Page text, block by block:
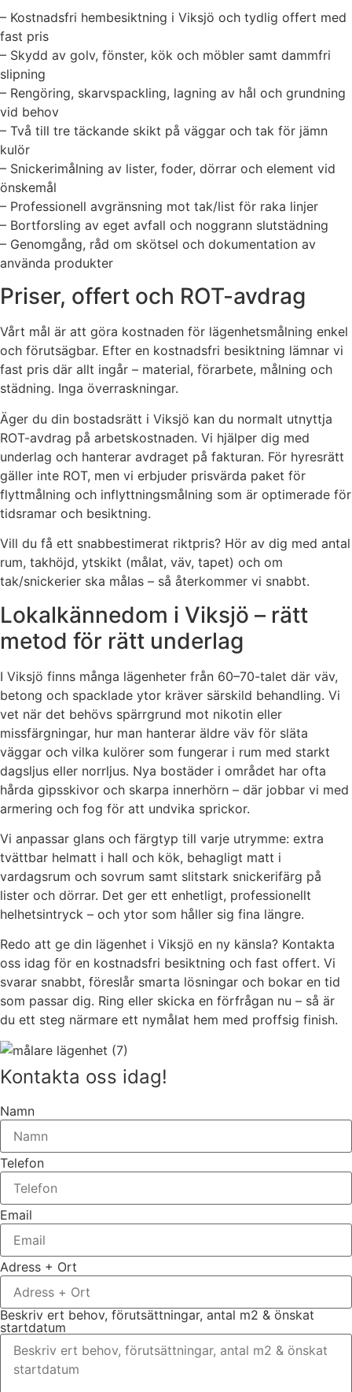
– Kostnadsfri hembesiktning i Viksjö och tydlig offert med
fast pris
– Skydd av golv, fönster, kök och möbler samt dammfri
slipning
– Rengöring, skarvspackling, lagning av hål och grundning
vid behov
– Två till tre täckande skikt på väggar och tak för jämn
kulör
– Snickerimålning av lister, foder, dörrar och element vid
önskemål
– Professionell avgränsning mot tak/list för raka linjer
– Bortforsling av eget avfall och noggrann slutstädning
– Genomgång, råd om skötsel och dokumentation av
använda produkter
Priser, offert och ROT-avdrag
Vårt mål är att göra kostnaden för lägenhetsmålning enkel
och förutsägbar. Efter en kostnadsfri besiktning lämnar vi
fast pris där allt ingår – material, förarbete, målning och
städning. Inga överraskningar.
Äger du din bostadsrätt i Viksjö kan du normalt utnyttja
ROT-avdrag på arbetskostnaden. Vi hjälper dig med
underlag och hanterar avdraget på fakturan. För hyresrätt
gäller inte ROT, men vi erbjuder prisvärda paket för
flyttmålning och inflyttningsmålning som är optimerade för
tidsramar och besiktning.
Vill du få ett snabbestimerat riktpris? Hör av dig med antal
rum, takhöjd, ytskikt (målat, väv, tapet) och om
tak/snickerier ska målas – så återkommer vi snabbt.
Lokalkännedom i Viksjö – rätt
metod för rätt underlag
I Viksjö finns många lägenheter från 60–70-talet där väv,
betong och spacklade ytor kräver särskild behandling. Vi
vet när det behövs spärrgrund mot nikotin eller
missfärgningar, hur man hanterar äldre väv för släta
väggar och vilka kulörer som fungerar i rum med starkt
dagsljus eller norrljus. Nya bostäder i området har ofta
hårda gipsskivor och skarpa innerhörn – där jobbar vi med
armering och fog för att undvika sprickor.
Vi anpassar glans och färgtyp till varje utrymme: extra
tvättbar helmatt i hall och kök, behagligt matt i
vardagsrum och sovrum samt slitstark snickerifärg på
lister och dörrar. Det ger ett enhetligt, professionellt
helhetsintryck – och ytor som håller sig fina längre.
Redo att ge din lägenhet i Viksjö en ny känsla? Kontakta
oss idag för en kostnadsfri besiktning och fast offert. Vi
svarar snabbt, föreslår smarta lösningar och bokar en tid
som passar dig. Ring eller skicka en förfrågan nu – så är
du ett steg närmare ett nymålat hem med proffsig finish.
Kontakta oss idag!
Namn
Telefon
Email
Adress + Ort
Beskriv ert behov, förutsättningar, antal m2 & önskat
startdatum